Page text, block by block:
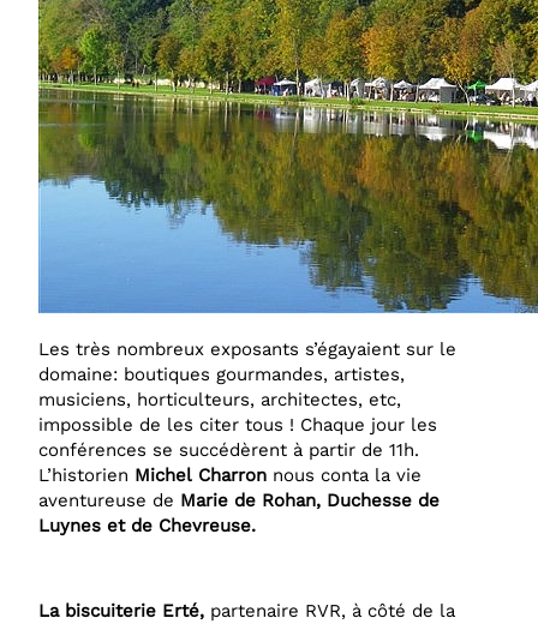
Les très nombreux exposants s’égayaient sur le
domaine: boutiques gourmandes, artistes,
musiciens, horticulteurs, architectes, etc,
impossible de les citer tous ! Chaque jour les
conférences se succédèrent à partir de 11h.
L’historien Michel Charron nous conta la vie
aventureuse de Marie de Rohan, Duchesse de
Luynes et de Chevreuse.
La biscuiterie Erté, partenaire RVR, à côté de la